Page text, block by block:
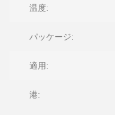
温度:
パッケージ:
適用:
港: